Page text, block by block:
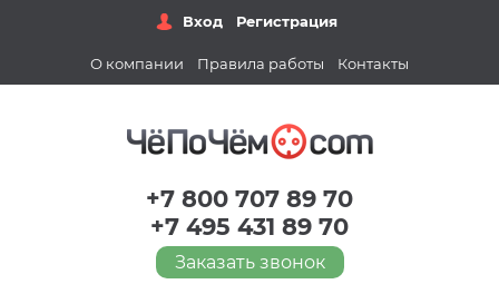
Вход Регистрация
О компании Правила работы Контакты
+7 800 707 89 70
+7 495 431 89 70
Заказать звонок